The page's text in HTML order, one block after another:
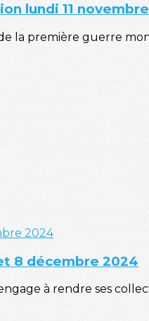
lundi 11 novembre
la première guerre
8 décembre 2024
à rendre ses